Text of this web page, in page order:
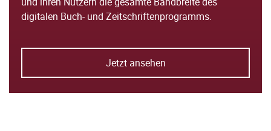
digitalen Buch- und Zeitschriftenprogramms.
Jetzt ansehen